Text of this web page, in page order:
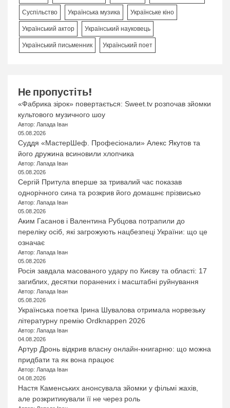
Суспільство Українська музика Українське кіно
Український актор Український науковець
Український письменник Український поет
Не пропустіть!
«Фабрика зірок» повертається: Sweet.tv розпочав зйомки
культового музичного шоу
Автор: Лапада Іван
05.08.2026
Суддя «МастерШеф. Професіонали» Алекс Якутов та
його дружина всиновили хлопчика
Автор: Лапада Іван
05.08.2026
Сергій Притула вперше за тривалий час показав
однорічного сина та розкрив його домашнє прізвисько
Автор: Лапада Іван
05.08.2026
Аким Гасанов і Валентина Рубцова потрапили до
переліку осіб, які загрожують нацбезпеці України: що це
означає
Автор: Лапада Іван
05.08.2026
Росія завдала масованого удару по Києву та області: 17
загиблих, десятки поранених і масштабні руйнування
Автор: Лапада Іван
05.08.2026
Українська поетка Ірина Шувалова отримала норвезьку
літературну премію Ordknappen 2026
Автор: Лапада Іван
04.08.2026
Артур Дронь відкрив власну онлайн-книгарню: що можна
придбати та як вона працює
Автор: Лапада Іван
04.08.2026
Настя Каменських анонсувала зйомки у фільмі жахів,
але розкритикували її не через роль